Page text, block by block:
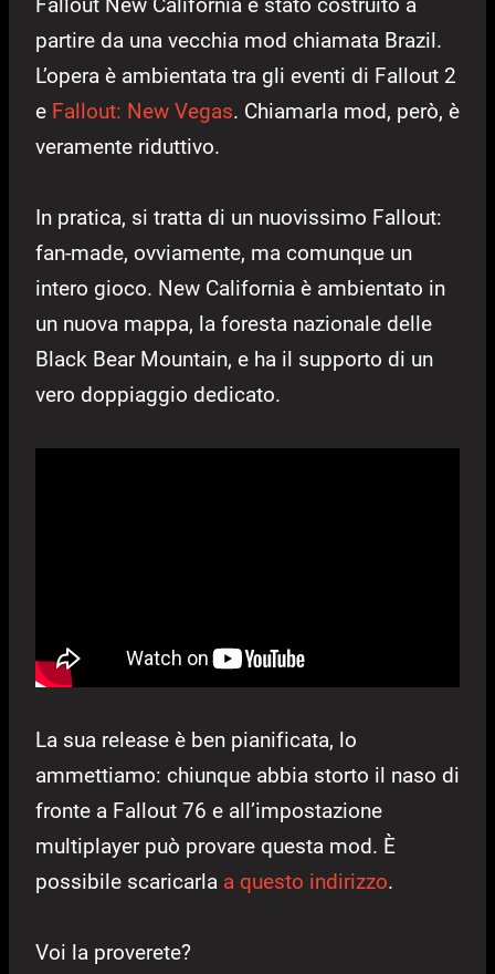
Fallout New California è stato costruito a
partire da una vecchia mod chiamata Brazil.
L’opera è ambientata tra gli eventi di Fallout 2
e Fallout: New Vegas. Chiamarla mod, però, è
veramente riduttivo.
In pratica, si tratta di un nuovissimo Fallout:
fan-made, ovviamente, ma comunque un
intero gioco. New California è ambientato in
un nuova mappa, la foresta nazionale delle
Black Bear Mountain, e ha il supporto di un
vero doppiaggio dedicato.
La sua release è ben pianificata, lo
ammettiamo: chiunque abbia storto il naso di
fronte a Fallout 76 e all’impostazione
multiplayer può provare questa mod. È
possibile scaricarla a questo indirizzo.
Voi la proverete?